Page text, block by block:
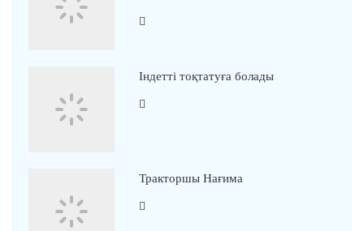
Індетті тоқтатуға болады
Тракторшы Нағима